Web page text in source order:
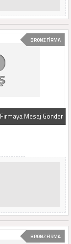
BRONZ FİRMA
Firmaya Mesaj Gönder
BRONZ FİRMA